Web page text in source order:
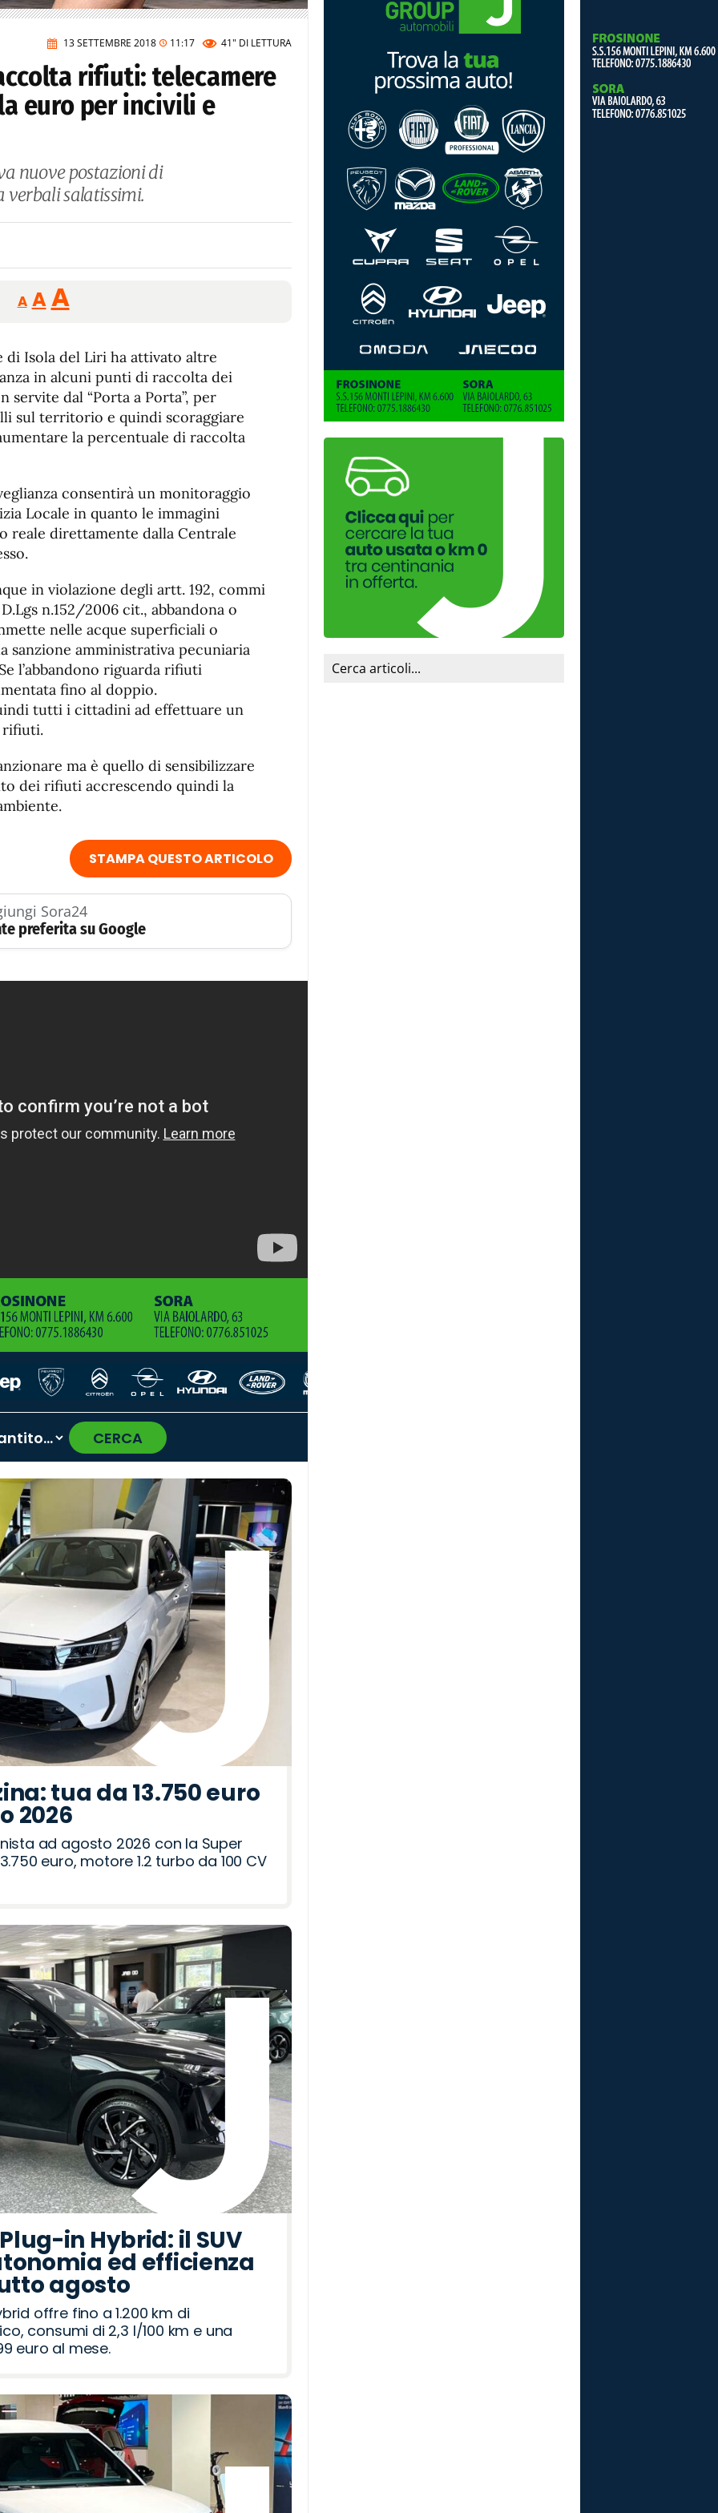
13 SETTEMBRE 2018 11:17 41" DI LETTURA
rifiuti: telecamere
euro per incivili e
nuove postazioni di
verbali salatissimi.
A
Reducir
tamaño
A Restablecer
tamaño
de
fuente
AAumentar
de
fuente.
di Isola del Liri ha attivato altre
in alcuni punti di raccolta dei
dal “Porta a Porta”, per
sul territorio e quindi scoraggiare
la percentuale di raccolta
consentirà un monitoraggio
Locale in quanto le immagini
reale direttamente dalla Centrale
in violazione degli artt. 192, commi
n.152/2006 cit., abbandona o
nelle acque superficiali o
sanzione amministrativa pecuniaria
l’abbandono riguarda rifiuti
fino al doppio.
tutti i cittadini ad effettuare un
rifiuti.
ma è quello di sensibilizzare
dei rifiuti accrescendo quindi la
STAMPA QUESTO ARTICOLO
Sora24
preferita su Google
CERCA
›
tua da 13.750 euro
2026
ad agosto 2026 con la Super
euro, motore 1.2 turbo da 100 CV
in Hybrid: il SUV
ed efficienza
agosto
offre fino a 1.200 km di
consumi di 2,3 l/100 km e una
euro al mese.